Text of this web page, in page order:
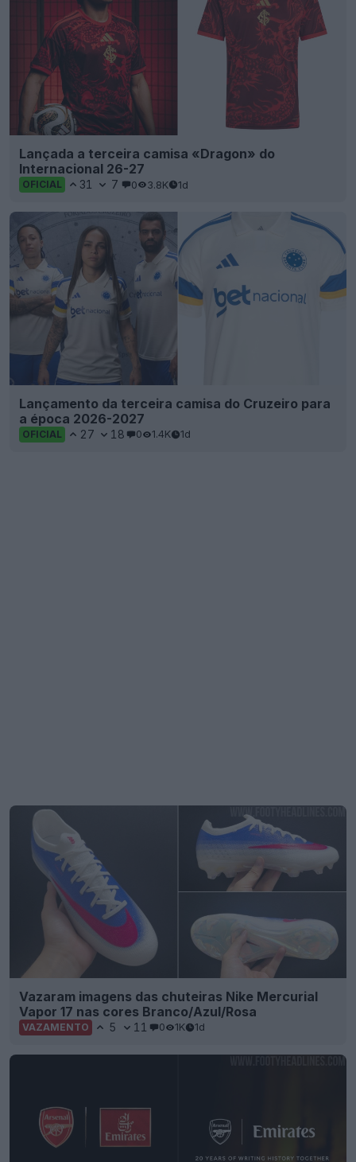
Lançada a terceira camisa «Dragon» do
Internacional 26-27
OFICIAL 31 7 0 3.8K 1d
Lançamento da terceira camisa do Cruzeiro para
a época 2026-2027
OFICIAL 27 18 0 1.4K 1d
Vazaram imagens das chuteiras Nike Mercurial
Vapor 17 nas cores Branco/Azul/Rosa
VAZAMENTO 5 11 0 1K 1d